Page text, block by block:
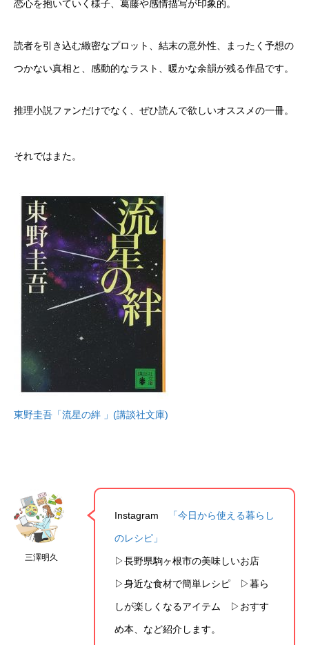
恋心を抱いていく様子、葛藤や感情描写が印象的。
読者を引き込む緻密なプロット、結末の意外性、まったく予想の
つかない真相と、感動的なラスト、暖かな余韻が残る作品です。
推理小説ファンだけでなく、ぜひ読んで欲しいオススメの一冊。
それではまた。
東野圭吾「流星の絆 」(講談社文庫)
三澤明久
Instagram 「今日から使える暮らし
のレシピ」
▷長野県駒ヶ根市の美味しいお店
▷身近な食材で簡単レシピ ▷暮ら
しが楽しくなるアイテム ▷おすす
め本、など紹介します。